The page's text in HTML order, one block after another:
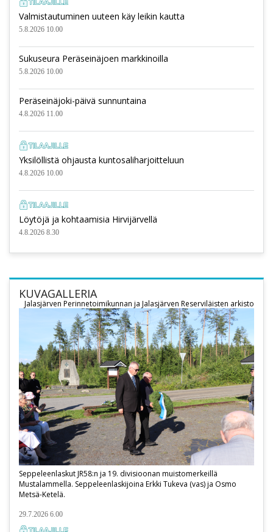
Valmistautuminen uuteen käy leikin kautta
5.8.2026 10.00
Sukuseura Peräseinäjoen markkinoilla
5.8.2026 10.00
Peräseinäjoki-päivä sunnuntaina
4.8.2026 11.00
Yksilöllistä ohjausta kuntosaliharjoitteluun
4.8.2026 10.00
Löytöjä ja kohtaamisia Hirvijärvellä
4.8.2026 8.30
KUVAGALLERIA
Seppeleenlaskut JR58:n ja 19. divisioonan muistomerkeillä
Mustalammella. Seppeleenlaskijoina Erkki Tukeva (vas) ja Osmo
Metsä-Ketelä.
Jalasjärven Perinnetoimikunnan ja Jalasjärven Reserviläisten arkisto
29.7.2026 6.00